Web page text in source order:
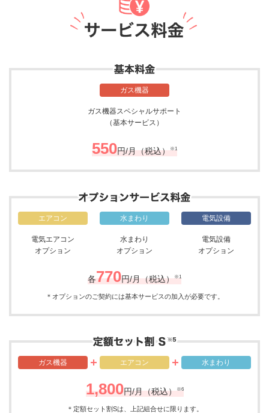
ガス機器
ガス機器スペシャルサポート
（基本サービス）
550円/月（税込） ※1
エアコン
電気エアコン
オプション
水まわり
水まわり
オプション
電気設備
電気設備
オプション
各770円/月（税込） ※1
＊オプションのご契約には基本サービスの加入が必要です。
ガス機器 エアコン 水まわり
1,800円/月（税込） ※6
＊定額セット割Sは、上記組合せに限ります。